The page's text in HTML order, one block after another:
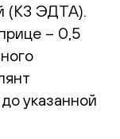
(К3 ЭДТА).
– 0,5
указанной